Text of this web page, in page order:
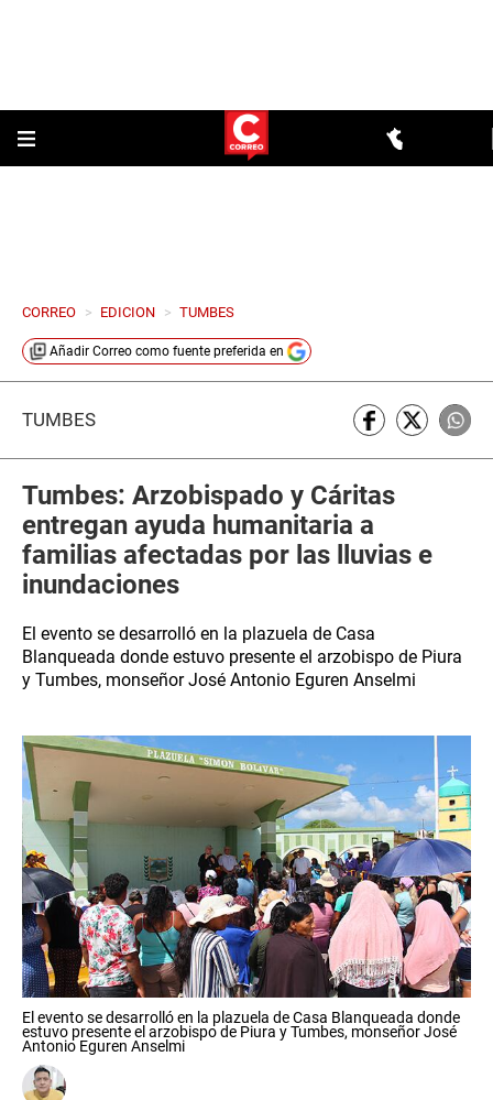
CORREO > EDICION > TUMBES
Añadir Correo como fuente preferida en
TUMBES
Tumbes: Arzobispado y Cáritas
entregan ayuda humanitaria a
familias afectadas por las lluvias e
inundaciones
El evento se desarrolló en la plazuela de Casa
Blanqueada donde estuvo presente el arzobispo de Piura
y Tumbes, monseñor José Antonio Eguren Anselmi
El evento se desarrolló en la plazuela de Casa Blanqueada donde
estuvo presente el arzobispo de Piura y Tumbes, monseñor José
Antonio Eguren Anselmi